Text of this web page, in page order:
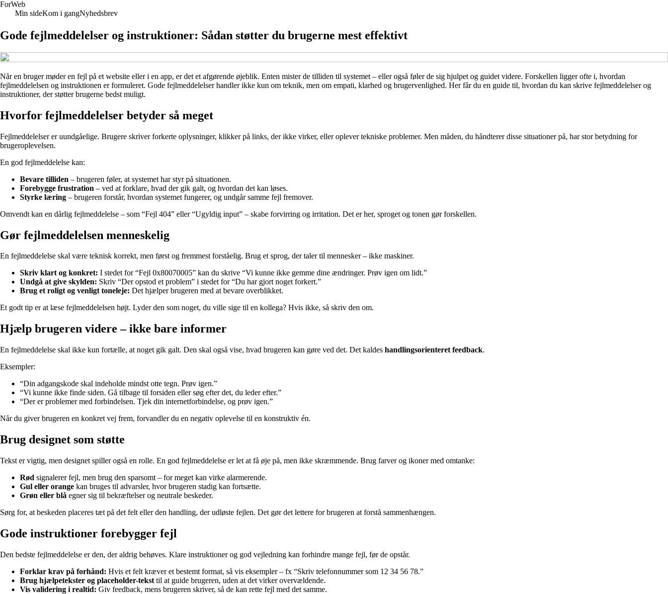
ForWeb
Min sideKom i gangNyhedsbrev
Gode fejlmeddelelser og instruktioner: Sådan støtter du brugerne mest effektivt
Når en bruger møder en fejl på et website eller i en app, er det et afgørende øjeblik. Enten mister de tilliden til systemet – eller også føler de sig hjulpet og guidet videre. Forskellen ligger ofte i, hvordan
fejlmeddelelsen og instruktionen er formuleret. Gode fejlmeddelelser handler ikke kun om teknik, men om empati, klarhed og brugervenlighed. Her får du en guide til, hvordan du kan skrive fejlmeddelelser og
instruktioner, der støtter brugerne bedst muligt.
Hvorfor fejlmeddelelser betyder så meget
Fejlmeddelelser er uundgåelige. Brugere skriver forkerte oplysninger, klikker på links, der ikke virker, eller oplever tekniske problemer. Men måden, du håndterer disse situationer på, har stor betydning for
brugeroplevelsen.
En god fejlmeddelelse kan:
Bevare tilliden – brugeren føler, at systemet har styr på situationen.
Forebygge frustration – ved at forklare, hvad der gik galt, og hvordan det kan løses.
Styrke læring – brugeren forstår, hvordan systemet fungerer, og undgår samme fejl fremover.
Omvendt kan en dårlig fejlmeddelelse – som “Fejl 404” eller “Ugyldig input” – skabe forvirring og irritation. Det er her, sproget og tonen gør forskellen.
Gør fejlmeddelelsen menneskelig
En fejlmeddelelse skal være teknisk korrekt, men først og fremmest forståelig. Brug et sprog, der taler til mennesker – ikke maskiner.
Skriv klart og konkret: I stedet for “Fejl 0x80070005” kan du skrive “Vi kunne ikke gemme dine ændringer. Prøv igen om lidt.”
Undgå at give skylden: Skriv “Der opstod et problem” i stedet for “Du har gjort noget forkert.”
Brug et roligt og venligt toneleje: Det hjælper brugeren med at bevare overblikket.
Et godt tip er at læse fejlmeddelelsen højt. Lyder den som noget, du ville sige til en kollega? Hvis ikke, så skriv den om.
Hjælp brugeren videre – ikke bare informer
En fejlmeddelelse skal ikke kun fortælle, at noget gik galt. Den skal også vise, hvad brugeren kan gøre ved det. Det kaldes handlingsorienteret feedback.
Eksempler:
“Din adgangskode skal indeholde mindst otte tegn. Prøv igen.”
“Vi kunne ikke finde siden. Gå tilbage til forsiden eller søg efter det, du leder efter.”
“Der er problemer med forbindelsen. Tjek din internetforbindelse, og prøv igen.”
Når du giver brugeren en konkret vej frem, forvandler du en negativ oplevelse til en konstruktiv én.
Brug designet som støtte
Tekst er vigtig, men designet spiller også en rolle. En god fejlmeddelelse er let at få øje på, men ikke skræmmende. Brug farver og ikoner med omtanke:
Rød signalerer fejl, men brug den sparsomt – for meget kan virke alarmerende.
Gul eller orange kan bruges til advarsler, hvor brugeren stadig kan fortsætte.
Grøn eller blå egner sig til bekræftelser og neutrale beskeder.
Sørg for, at beskeden placeres tæt på det felt eller den handling, der udløste fejlen. Det gør det lettere for brugeren at forstå sammenhængen.
Gode instruktioner forebygger fejl
Den bedste fejlmeddelelse er den, der aldrig behøves. Klare instruktioner og god vejledning kan forhindre mange fejl, før de opstår.
Forklar krav på forhånd: Hvis et felt kræver et bestemt format, så vis eksempler – fx “Skriv telefonnummer som 12 34 56 78.”
Brug hjælpetekster og placeholder-tekst til at guide brugeren, uden at det virker overvældende.
Vis validering i realtid: Giv feedback, mens brugeren skriver, så de kan rette fejl med det samme.